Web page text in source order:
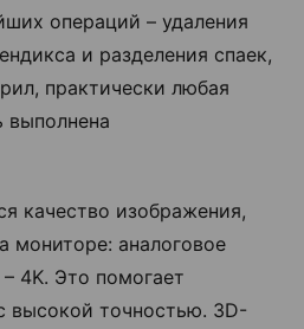
операций – удаления
и разделения спаек,
практически любая
качество изображения,
мониторе: аналоговое
4K. Это помогает
высокой точностью. 3D-